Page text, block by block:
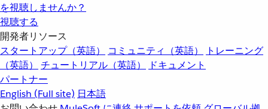
を視聴しませんか？
視聴する
開発者リソース
スタートアップ（英語）
コミュニティ（英語）
トレーニング
（英語）
チュートリアル（英語）
ドキュメント
パートナー
English (Full site) 日本語